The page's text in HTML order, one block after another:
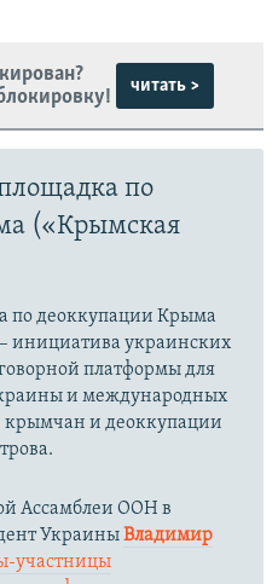
читать >
по
(«Крымская
по деоккупации Крыма
инициатива украинских
платформы для
и международных
крымчан и деоккупации
Ассамблеи ООН в
УкраиныВладимир
участницы